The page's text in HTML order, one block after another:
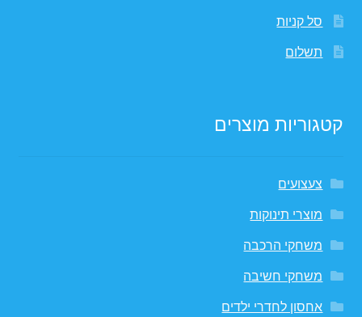
סל קניות
תשלום
קטגוריות מוצרים
צעצועים
מוצרי תינוקות
משחקי הרכבה
משחקי חשיבה
אחסון לחדרי ילדים